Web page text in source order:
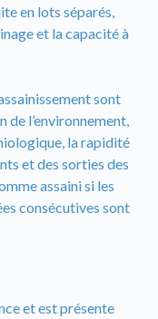
en lots séparés,
et la capacité à
sont
de l’environnement,
la rapidité
et des sorties des
assaini si les
consécutives sont
et est présente